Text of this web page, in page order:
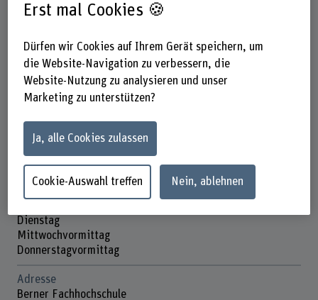
Leiterin Forschung
Kontakt
+41 31 848 37 23
E-Mail anzeigen
Dienstag
Mittwochvormittag
Donnerstagvormittag
Adresse
Berner Fachhochschule
Erst mal Cookies 🍪
Dürfen wir Cookies auf Ihrem Gerät speichern, um
die Website-Navigation zu verbessern, die
Website-Nutzung zu analysieren und unser
Marketing zu unterstützen?
Ja, alle Cookies zulassen
Cookie-Auswahl treffen Nein, ablehnen